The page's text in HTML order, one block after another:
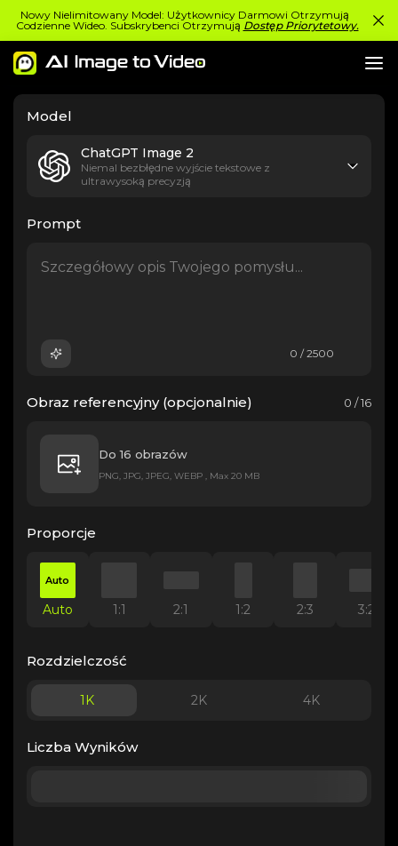
Nowy Nielimitowany Model: Użytkownicy Darmowi Otrzymują
Codzienne Wideo. Subskrybenci Otrzymują Dostęp Priorytetowy.
Model
ChatGPT Image 2
Niemal bezbłędne wyjście tekstowe z
ultrawysoką precyzją
Prompt
0 / 2500
Obraz referencyjny (opcjonalnie) 0 / 16
Do 16 obrazów
PNG, JPG, JPEG, WEBP , Max 20 MB
Proporcje
Auto
Auto 1:1 2:1 1:2 2:3 3:2
Rozdzielczość
1K 2K 4K
Liczba Wyników